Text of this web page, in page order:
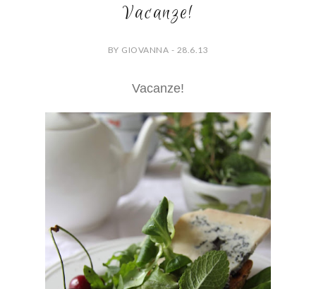
Vacanze!
BY GIOVANNA - 28.6.13
Vacanze!